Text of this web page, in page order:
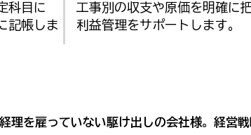
科目に
記帳しま
工事別の収支や原価を明確に把
利益管理をサポートします。
理を雇っていない駆け出しの会社様。経営